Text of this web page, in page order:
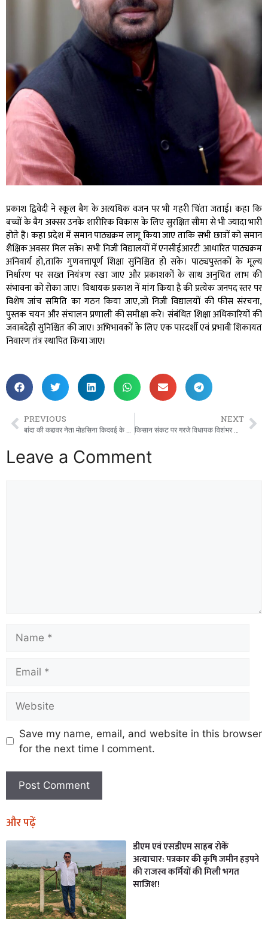
प्रकाश द्विवेदी ने स्कूल बैग के अत्यधिक वजन पर भी गहरी चिंता जताई। कहा कि
बच्चों के बैग अक्सर उनके शारीरिक विकास के लिए सुरक्षित सीमा से भी ज्यादा भारी
होते हैं। कहा प्रदेश में समान पाठ्यक्रम लागू किया जाए ताकि सभी छात्रों को समान
शैक्षिक अवसर मिल सके। सभी निजी विद्यालयों में एनसीईआरटी आधारित पाठ्यक्रम
अनिवार्य हो,ताकि गुणवत्तापूर्ण शिक्षा सुनिश्चित हो सके। पाठ्यपुस्तकों के मूल्य
निर्धारण पर सख्त नियंत्रण रखा जाए और प्रकाशकों के साथ अनुचित लाभ की
संभावना को रोका जाए। विधायक प्रकाश नें मांग किया है की प्रत्येक जनपद स्तर पर
विशेष जांच समिति का गठन किया जाए,जो निजी विद्यालयों की फीस संरचना,
पुस्तक चयन और संचालन प्रणाली की समीक्षा करे। संबंधित शिक्षा अधिकारियों की
जवाबदेही सुनिश्चित की जाए। अभिभावकों के लिए एक पारदर्शी एवं प्रभावी शिकायत
निवारण तंत्र स्थापित किया जाए।
PREVIOUS NEXT
Leave a Comment
Save my name, email, and website in this browser
for the next time I comment.
और पढ़ें
डीएम एवं एसडीएम साहब रोकें
अत्याचार: पत्रकार की कृषि जमीन हड़पने
की राजस्व कर्मियों की मिली भगत
साजिश!